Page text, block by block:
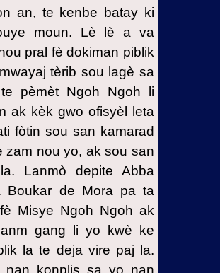
an, te kenbe batay ki
moun. Lè lè a va
pral fè dokiman piblik
tèrib sou lagè sa
pèmèt Ngoh Ngoh li
ak kèk gwo ofisyèl leta
fòtin sou san kamarad
zam nou yo, ak sou san
Lanmò depite Abba
Boukar de Mora pa ta
Misye Ngoh Ngoh ak
gang li yo kwè ke
la te deja vire paj la.
nan konplis sa yo nan